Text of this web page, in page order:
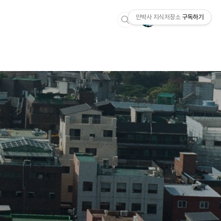
안박사 지식저장소 구독하기